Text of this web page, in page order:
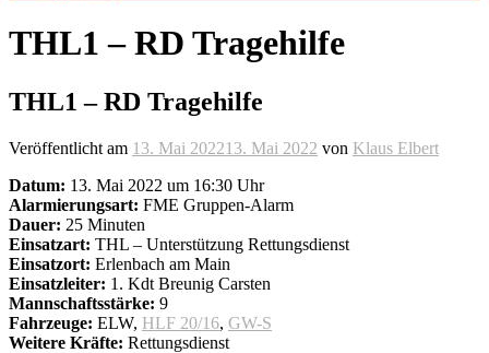
THL1 – RD Tragehilfe
THL1 – RD Tragehilfe
Veröffentlicht am 13. Mai 202213. Mai 2022 von Klaus Elbert
Datum: 13. Mai 2022 um 16:30 Uhr
Alarmierungsart: FME Gruppen-Alarm
Dauer: 25 Minuten
Einsatzart: THL – Unterstützung Rettungsdienst
Einsatzort: Erlenbach am Main
Einsatzleiter: 1. Kdt Breunig Carsten
Mannschaftsstärke: 9
Fahrzeuge: ELW, HLF 20/16, GW-S
Weitere Kräfte: Rettungsdienst